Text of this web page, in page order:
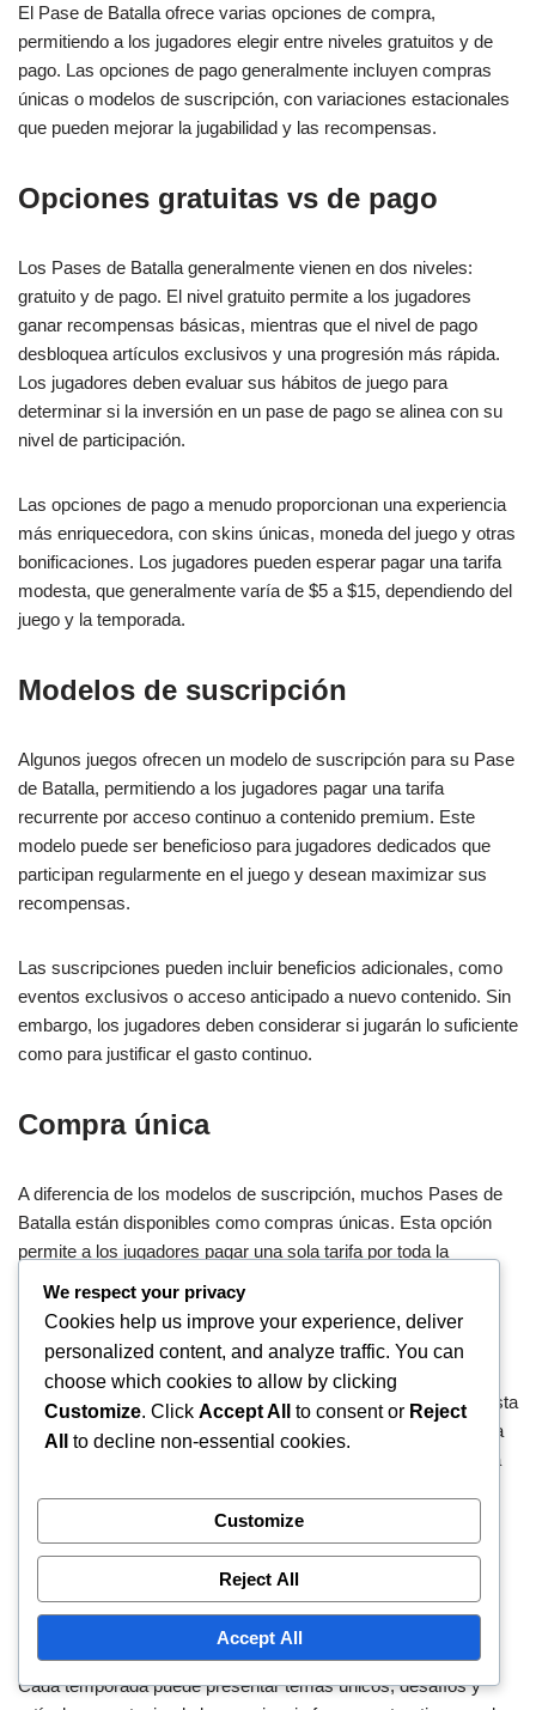
El Pase de Batalla ofrece varias opciones de compra,
permitiendo a los jugadores elegir entre niveles gratuitos y de
pago. Las opciones de pago generalmente incluyen compras
únicas o modelos de suscripción, con variaciones estacionales
que pueden mejorar la jugabilidad y las recompensas.
Opciones gratuitas vs de pago
Los Pases de Batalla generalmente vienen en dos niveles:
gratuito y de pago. El nivel gratuito permite a los jugadores
ganar recompensas básicas, mientras que el nivel de pago
desbloquea artículos exclusivos y una progresión más rápida.
Los jugadores deben evaluar sus hábitos de juego para
determinar si la inversión en un pase de pago se alinea con su
nivel de participación.
Las opciones de pago a menudo proporcionan una experiencia
más enriquecedora, con skins únicas, moneda del juego y otras
bonificaciones. Los jugadores pueden esperar pagar una tarifa
modesta, que generalmente varía de $5 a $15, dependiendo del
juego y la temporada.
Modelos de suscripción
Algunos juegos ofrecen un modelo de suscripción para su Pase
de Batalla, permitiendo a los jugadores pagar una tarifa
recurrente por acceso continuo a contenido premium. Este
modelo puede ser beneficioso para jugadores dedicados que
participan regularmente en el juego y desean maximizar sus
recompensas.
Las suscripciones pueden incluir beneficios adicionales, como
eventos exclusivos o acceso anticipado a nuevo contenido. Sin
embargo, los jugadores deben considerar si jugarán lo suficiente
como para justificar el gasto continuo.
Compra única
A diferencia de los modelos de suscripción, muchos Pases de
Batalla están disponibles como compras únicas. Esta opción
permite a los jugadores pagar una sola tarifa por toda la
quienes prefieren no comprometerse a pagos continuos.
Las compras únicas generalmente desbloquean todas las
recompensas de esa temporada, proporcionando una propuesta
de valor clara. Los jugadores deben asegurarse de entender la
duración de la temporada y las recompensas disponibles para
Variaciones estacionales
Los Pases de Batalla suelen ser estacionales, con nuevo
contenido y recompensas introducidas cada pocos meses.
Cada temporada puede presentar temas únicos, desafíos y
We respect your privacy
Cookies help us improve your experience, deliver
personalized content, and analyze traffic. You can
choose which cookies to allow by clicking
Customize. Click Accept All to consent or Reject
All
to decline non-essential cookies.
Customize
Reject All
Accept All